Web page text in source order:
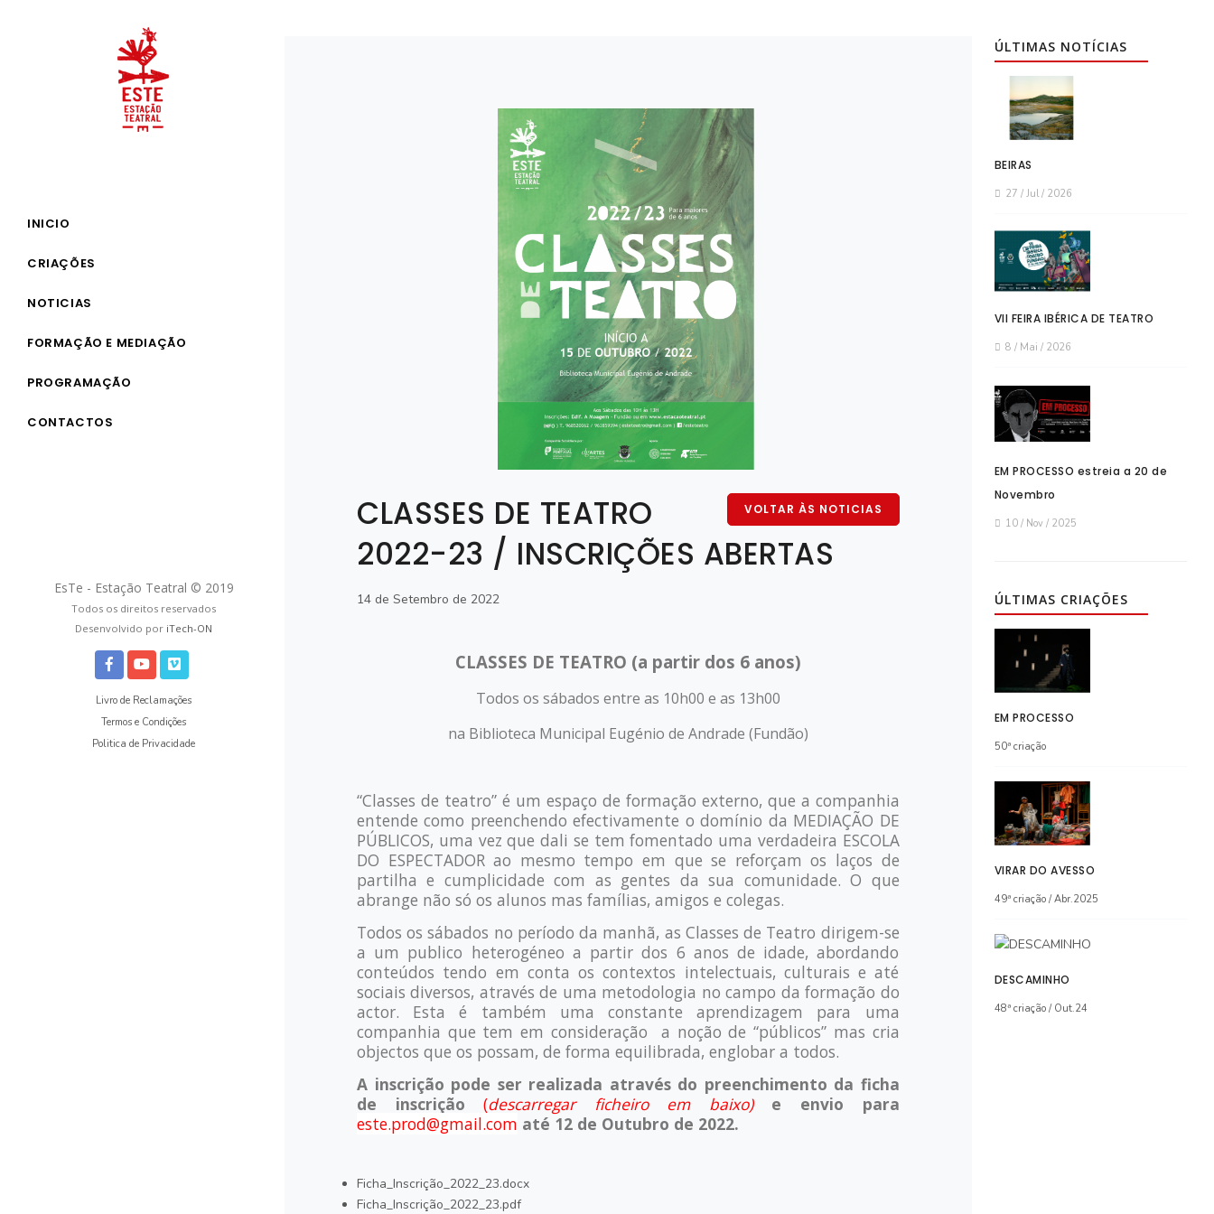
INICIO
CRIAÇÕES
NOTICIAS
FORMAÇÃO E MEDIAÇÃO
PROGRAMAÇÃO
CONTACTOS
EsTe - Estação Teatral © 2019
Todos os direitos reservados
Desenvolvido por iTech-ON
Livro de Reclamações
Termos e Condições
Politica de Privacidade
VOLTAR ÀS NOTICIAS
CLASSES DE TEATRO
2022-23 / INSCRIÇÕES ABERTAS
14 de Setembro de 2022
CLASSES DE TEATRO (a partir dos 6 anos)
Todos os sábados entre as 10h00 e as 13h00
na Biblioteca Municipal Eugénio de Andrade (Fundão)
“Classes de teatro” é um espaço de formação externo, que a companhia
entende como preenchendo efectivamente o domínio da MEDIAÇÃO DE
PÚBLICOS, uma vez que dali se tem fomentado uma verdadeira ESCOLA
DO ESPECTADOR ao mesmo tempo em que se reforçam os laços de
partilha e cumplicidade com as gentes da sua comunidade. O que
abrange não só os alunos mas famílias, amigos e colegas.
Todos os sábados no período da manhã, as Classes de Teatro dirigem-se
a um publico heterogéneo a partir dos 6 anos de idade, abordando
conteúdos tendo em conta os contextos intelectuais, culturais e até
sociais diversos, através de uma metodologia no campo da formação do
actor. Esta é também uma constante aprendizagem para uma
companhia que tem em consideração a noção de “públicos” mas cria
objectos que os possam, de forma equilibrada, englobar a todos.
A inscrição pode ser realizada através do preenchimento da ficha
de inscrição(descarregar ficheiro em baixo)
e envio para
este.prod@gmail.com até 12 de Outubro de 2022.
Ficha_Inscrição_2022_23.docx
Ficha_Inscrição_2022_23.pdf
ÚLTIMAS NOTÍCIAS
BEIRAS
27 / Jul / 2026
VII FEIRA IBÉRICA DE TEATRO
8 / Mai / 2026
EM PROCESSO estreia a 20 de
Novembro
10 / Nov / 2025
ÚLTIMAS CRIAÇÕES
EM PROCESSO
50ª criação
VIRAR DO AVESSO
49ª criação / Abr.2025
DESCAMINHO
48ª criação / Out.24